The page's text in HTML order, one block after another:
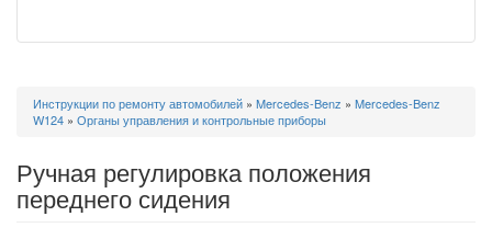
Вы
здесь
Инструкции по ремонту автомобилей » Mercedes-Benz » Mercedes-Benz
W124 » Органы управления и контрольные приборы
Ручная регулировка положения
переднего сидения